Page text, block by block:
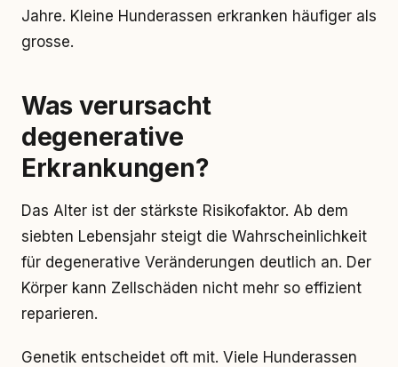
Jahre. Kleine Hunderassen erkranken häufiger als
grosse.
Was verursacht
degenerative
Erkrankungen?
Das Alter ist der stärkste Risikofaktor. Ab dem
siebten Lebensjahr steigt die Wahrscheinlichkeit
für degenerative Veränderungen deutlich an. Der
Körper kann Zellschäden nicht mehr so effizient
reparieren.
Genetik entscheidet oft mit. Viele Hunderassen